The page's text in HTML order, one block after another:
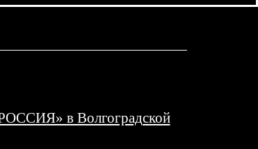
в Волгоградской